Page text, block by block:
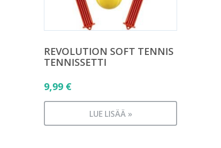
REVOLUTION SOFT TENNIS
TENNISSETTI
9,99 €
LUE LISÄÄ »